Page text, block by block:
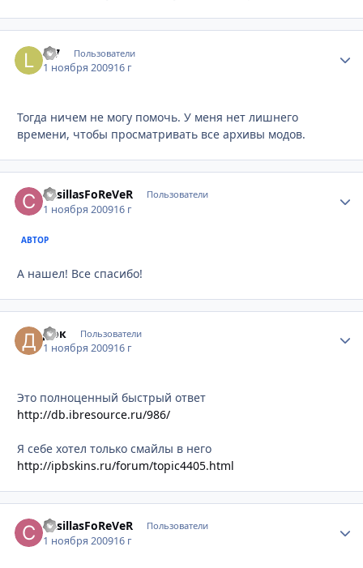
L-7 Пользователи
1 ноября 200916 г
Тогда ничем не могу помочь. У меня нет лишнего
времени, чтобы просматривать все архивы модов.
CasillasFoReVeR Пользователи
1 ноября 200916 г
АВТОР
А нашел! Все спасибо!
Док Пользователи
1 ноября 200916 г
Это полноценный быстрый ответ
http://db.ibresource.ru/986/
Я себе хотел только смайлы в него
http://ipbskins.ru/forum/topic4405.html
CasillasFoReVeR Пользователи
1 ноября 200916 г